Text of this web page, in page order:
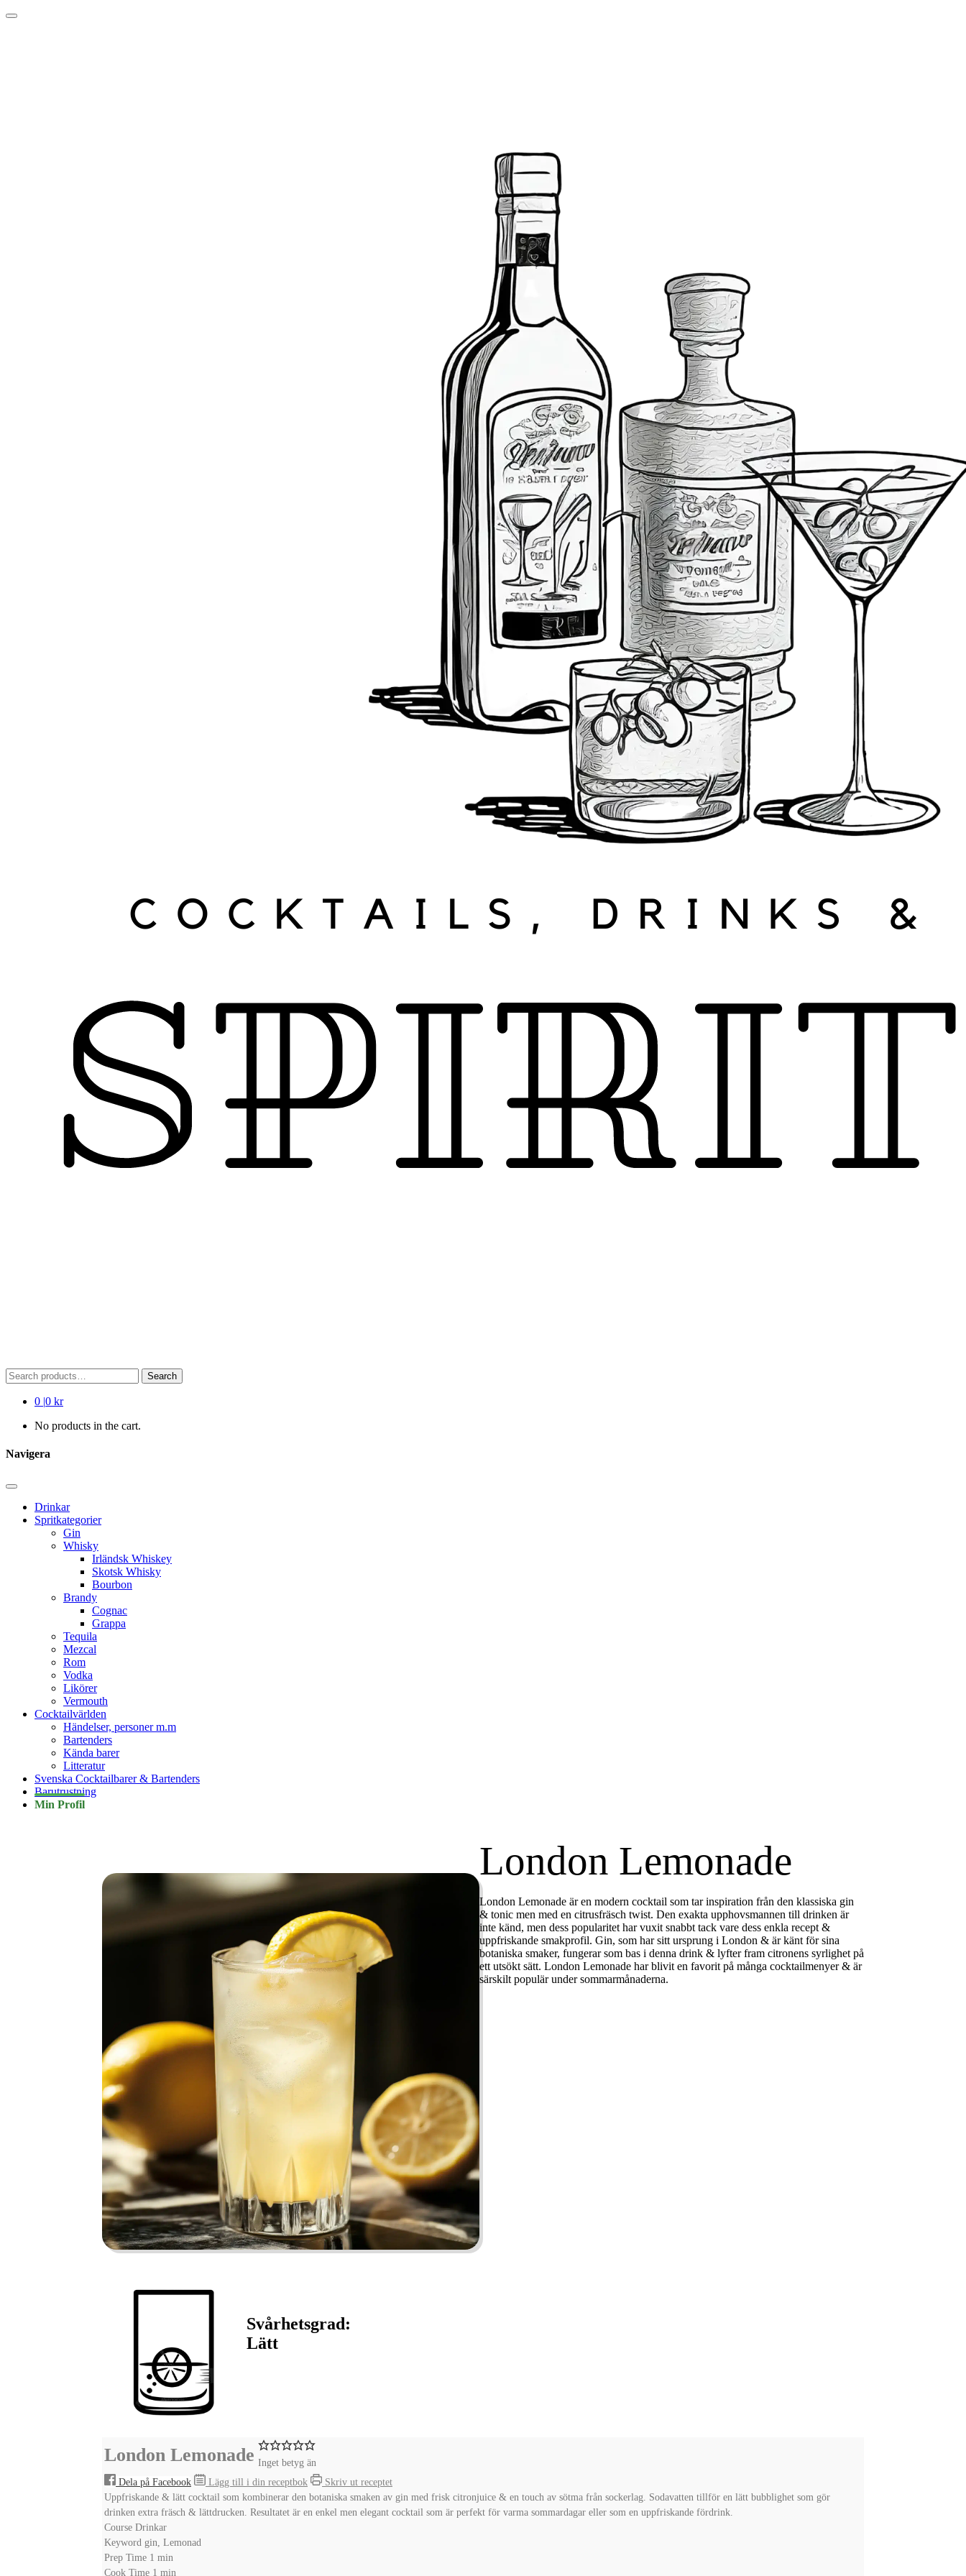
Skip
Search
for:
Search
0 |0 kr
No products in the cart.
Navigera
Drinkar
Spritkategorier
Gin
Whisky
Irländsk Whiskey
Skotsk Whisky
Bourbon
Brandy
Cognac
Grappa
Tequila
Mezcal
Rom
Vodka
Likörer
Vermouth
Cocktailvärlden
Händelser, personer m.m
Bartenders
Kända barer
Litteratur
Svenska Cocktailbarer & Bartenders
Barutrustning
Min Profil
London Lemonade
London Lemonade är en modern cocktail som tar inspiration från den klassiska gin
& tonic men med en citrusfräsch twist. Den exakta upphovsmannen till drinken är
inte känd, men dess popularitet har vuxit snabbt tack vare dess enkla recept &
uppfriskande smakprofil. Gin, som har sitt ursprung i London & är känt för sina
botaniska smaker, fungerar som bas i denna drink & lyfter fram citronens syrlighet på
ett utsökt sätt. London Lemonade har blivit en favorit på många cocktailmenyer & är
särskilt populär under sommarmånaderna.
Svårhetsgrad:
Lätt
London Lemonade Inget betyg än
Dela på Facebook
Lägg till i din receptbok
Skriv ut receptet
Uppfriskande & lätt cocktail som kombinerar den botaniska smaken av gin med frisk citronjuice & en touch av sötma från sockerlag. Sodavatten tillför en lätt bubblighet som gör
drinken extra fräsch & lättdrucken. Resultatet är en enkel men elegant cocktail som är perfekt för varma sommardagar eller som en uppfriskande fördrink.
Course Drinkar
Keyword gin, Lemonad
Prep Time 1 minute
min
Cook Time 1 minute
min